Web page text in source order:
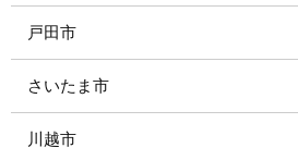
戸田市
さいたま市
川越市